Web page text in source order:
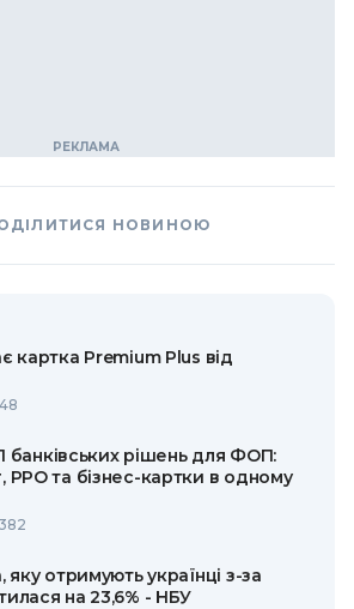
НОВИНОЮ
картка Premium Plus від
48
банківських рішень для ФОП:
РРО та бізнес-картки в одному
яку отримують українці з-за
на 23,6% - НБУ